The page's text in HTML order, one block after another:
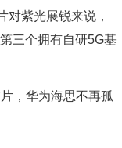
对紫光展锐来说，
三个拥有自研5G基